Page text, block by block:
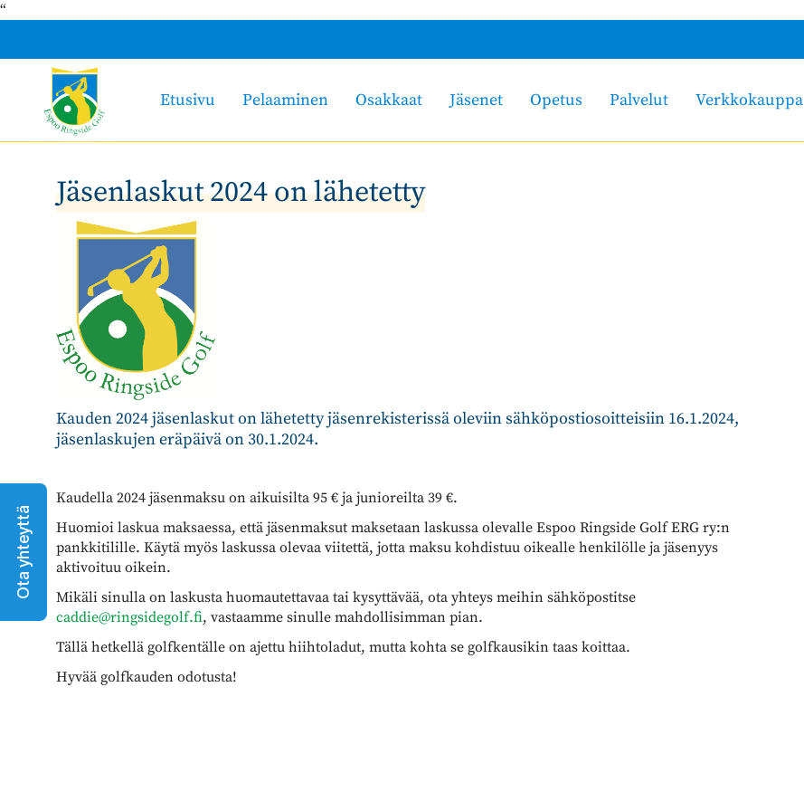
Ota yhteyttä
“
Etusivu Pelaaminen Osakkaat Jäsenet Opetus Palvelut Verkkokauppa
Jäsenlaskut 2024 on lähetetty
Kauden 2024 jäsenlaskut on lähetetty jäsenrekisterissä oleviin sähköpostiosoitteisiin 16.1.2024,
jäsenlaskujen eräpäivä on 30.1.2024.
Kaudella 2024 jäsenmaksu on aikuisilta 95 € ja junioreilta 39 €.
Huomioi laskua maksaessa, että jäsenmaksut maksetaan laskussa olevalle Espoo Ringside Golf ERG ry:n
pankkitilille. Käytä myös laskussa olevaa viitettä, jotta maksu kohdistuu oikealle henkilölle ja jäsenyys
aktivoituu oikein.
Mikäli sinulla on laskusta huomautettavaa tai kysyttävää, ota yhteys meihin sähköpostitse
caddie@ringsidegolf.fi, vastaamme sinulle mahdollisimman pian.
Tällä hetkellä golfkentälle on ajettu hiihtoladut, mutta kohta se golfkausikin taas koittaa.
Hyvää golfkauden odotusta!